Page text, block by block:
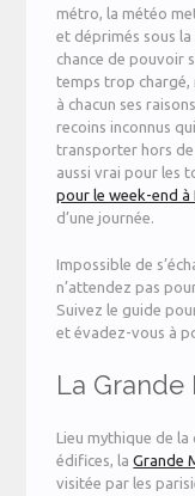
métro, la météo
et déprimés sous la
chance de pouvoir
temps trop chargé,
à chacun ses
recoins inconnus
transporter hors de
aussi vrai pour les
pour le week-end à
d’une journée.
Impossible de
n’attendez pas
Suivez le guide
et évadez-vous à
La Grande
Lieu mythique de
édifices, laGrande
visitée par les